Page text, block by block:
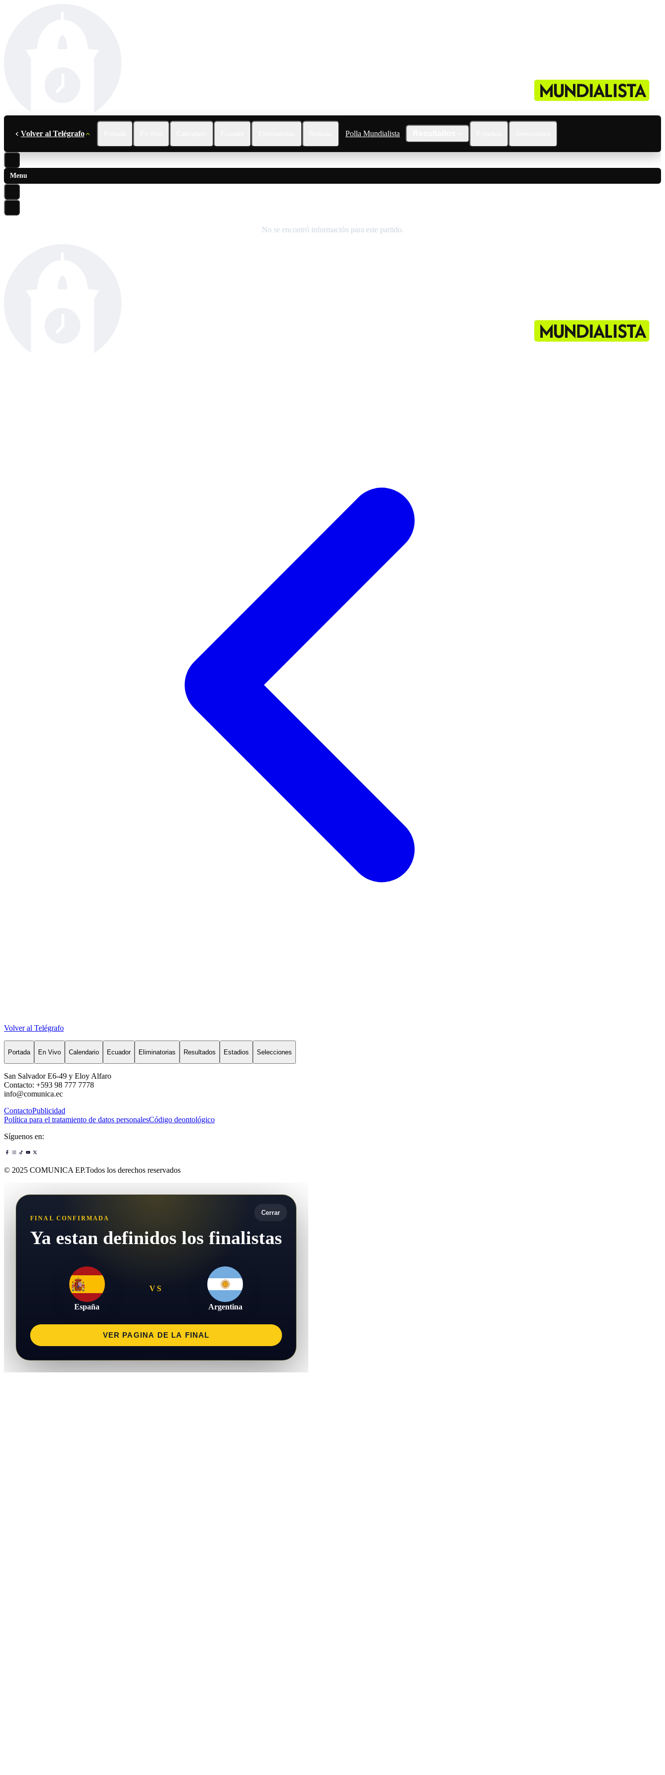
Volver al Telégrafo Polla Mundialista
Menu
No se encontró información para este partido.
Volver al Telégrafo
Portada En Vivo Calendario Ecuador Eliminatorias Resultados Estadios Selecciones
San Salvador E6-49 y Eloy Alfaro
Contacto: +593 98 777 7778
info@comunica.ec
ContactoPublicidad
Política para el tratamiento de datos personalesCódigo deontológico
Síguenos en:
© 2025 COMUNICA EP.Todos los derechos reservados
Cerrar
FINAL CONFIRMADA
Ya estan definidos los finalistas
España
VS
Argentina
VER PAGINA DE LA FINAL